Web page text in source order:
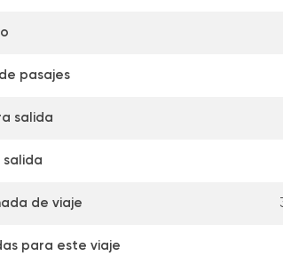
pasajes
salida
salida
de viaje
para este viaje